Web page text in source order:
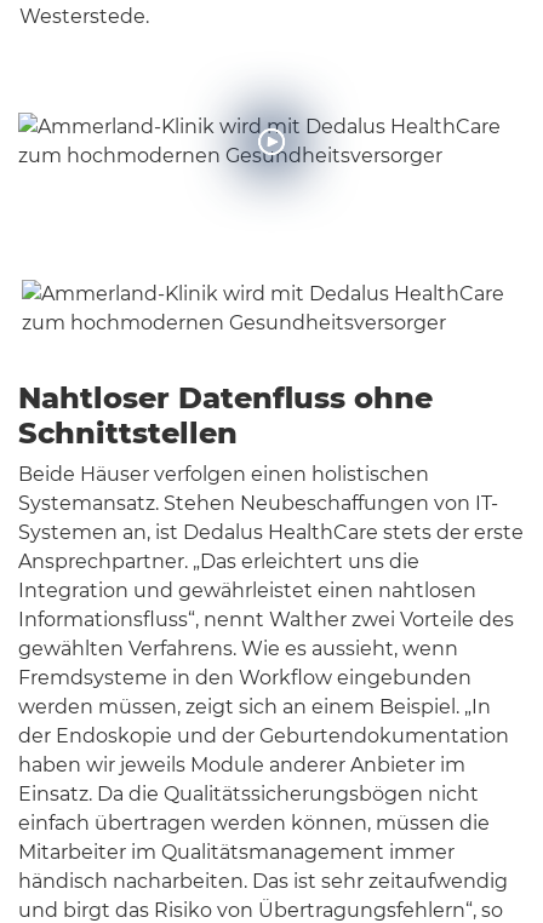
Westerstede.
Nahtloser Datenfluss ohne
Schnittstellen
Beide Häuser verfolgen einen holistischen
Systemansatz. Stehen Neubeschaffungen von IT-
Systemen an, ist Dedalus HealthCare stets der erste
Ansprechpartner. „Das erleichtert uns die
Integration und gewährleistet einen nahtlosen
Informationsfluss“, nennt Walther zwei Vorteile des
gewählten Verfahrens. Wie es aussieht, wenn
Fremdsysteme in den Workflow eingebunden
werden müssen, zeigt sich an einem Beispiel. „In
der Endoskopie und der Geburtendokumentation
haben wir jeweils Module anderer Anbieter im
Einsatz. Da die Qualitätssicherungsbögen nicht
einfach übertragen werden können, müssen die
Mitarbeiter im Qualitätsmanagement immer
händisch nacharbeiten. Das ist sehr zeitaufwendig
und birgt das Risiko von Übertragungsfehlern“, so